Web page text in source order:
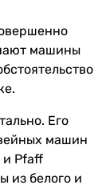
машины
Его
машин
и Pfaff
из белого и